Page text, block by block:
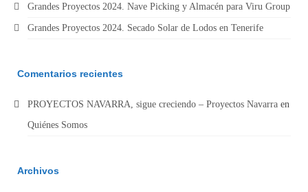
Grandes Proyectos 2024. Nave Picking y Almacén para Viru Group
Grandes Proyectos 2024. Secado Solar de Lodos en Tenerife
Comentarios recientes
PROYECTOS NAVARRA, sigue creciendo – Proyectos Navarra en
Quiénes Somos
Archivos